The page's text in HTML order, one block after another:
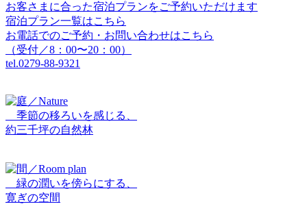
お客さまに合った宿泊プランをご予約いただけます
宿泊プラン一覧はこちら
お電話でのご予約・お問い合わせはこちら
（受付／8：00〜20：00）
tel.0279-88-9321
季節の移ろいを感じる、
約三千坪の自然林
緑の潤いを傍らにする、
寛ぎの空間